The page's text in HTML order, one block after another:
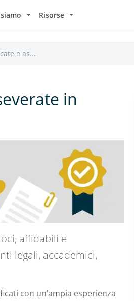
Risorse
e as...
in
affidabili e
legali, accademici,
con un’ampia esperienza